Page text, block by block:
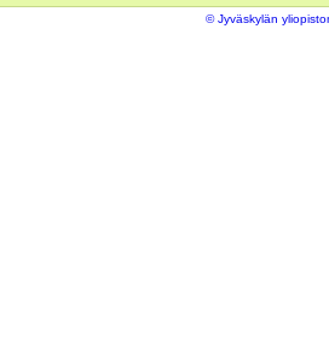
© Jyväskylän